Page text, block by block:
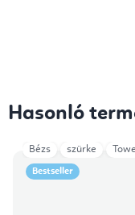
Hasonló
Bestseller
Bézs szürke